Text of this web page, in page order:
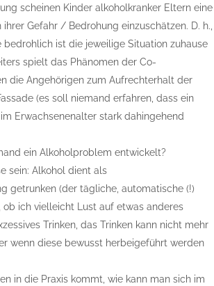
scheinen Kinder alkoholkranker Eltern eine
Gefahr / Bedrohung einzuschätzen. D. h.,
ist die jeweilige Situation zuhause
spielt das Phänomen der Co-
die Angehörigen zum Aufrechterhalt der
(es soll niemand erfahren, dass ein
Erwachsenenalter stark dahingehend
ein Alkoholproblem entwickelt?
sein: Alkohol dient als
getrunken (der tägliche, automatische (!)
ich vielleicht Lust auf etwas anderes
Trinken, das Trinken kann nicht mehr
wenn diese bewusst herbeigeführt werden
in die Praxis kommt, wie kann man sich im